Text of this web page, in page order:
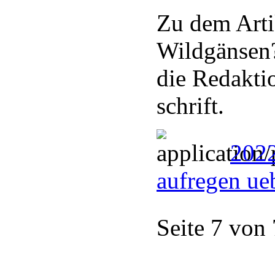
Zu dem
die
schrift.
aufregen
Seite 7 von